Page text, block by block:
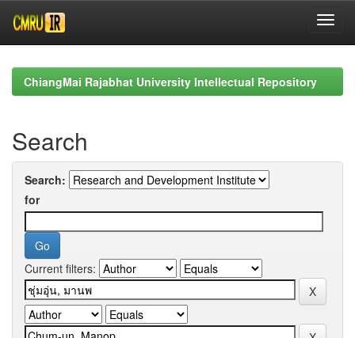
navigationChiangMai Rajabhat University Intellectual Repository
Search
Search:
for
Current filters: